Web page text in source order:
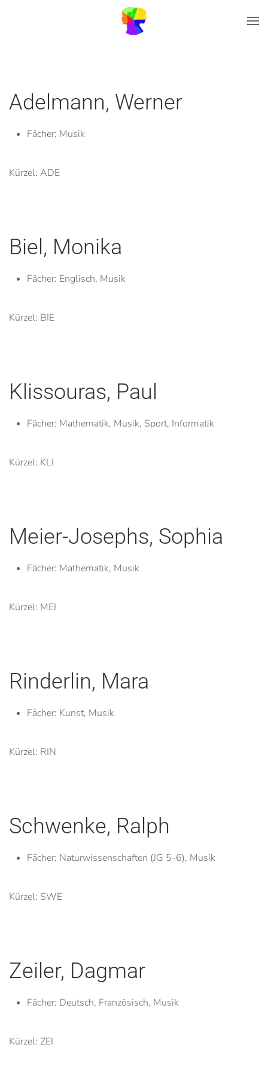
Zum Hauptinhalt springen
Adelmann, Werner
Fächer: Musik
Kürzel: ADE
Biel, Monika
Fächer: Englisch, Musik
Kürzel: BIE
Klissouras, Paul
Fächer: Mathematik, Musik, Sport, Informatik
Kürzel: KLI
Meier-Josephs, Sophia
Fächer: Mathematik, Musik
Kürzel: MEI
Rinderlin, Mara
Fächer: Kunst, Musik
Kürzel: RIN
Schwenke, Ralph
Fächer: Naturwissenschaften (JG 5-6), Musik
Kürzel: SWE
Zeiler, Dagmar
Fächer: Deutsch, Französisch, Musik
Kürzel: ZEI